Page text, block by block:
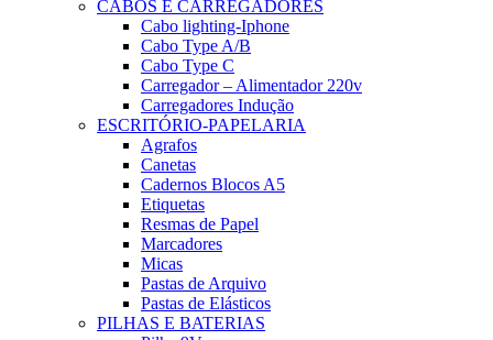
CABOS E CARREGADORES
Cabo lighting-Iphone
Cabo Type A/B
Cabo Type C
Carregador – Alimentador 220v
Carregadores Indução
ESCRITÓRIO-PAPELARIA
Agrafos
Canetas
Cadernos Blocos A5
Etiquetas
Resmas de Papel
Marcadores
Micas
Pastas de Arquivo
Pastas de Elásticos
PILHAS E BATERIAS